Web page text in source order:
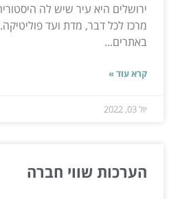
ירושלים היא עיר שיש לה
מרכז לכל דבר, מדת ועד
באתרים...
קרא עוד »
יול 03, 2022
הערכות שווי חברה